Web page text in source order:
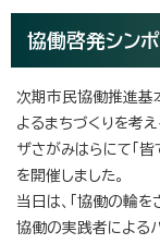
協働啓発シン
次期市民協働推進基
よるまちづくりを考
ザさがみはらにて「
を開催しました。
当日は、「協働の輪を
協働の実践者による